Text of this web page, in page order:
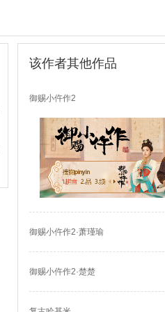
该作者其他作品
御赐小仵作2
御赐小仵作2·萧瑾瑜
御赐小仵作2·楚楚